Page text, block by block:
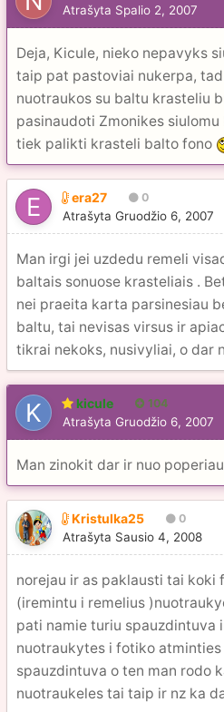
Atrašyta Spalio 2, 2007
Deja, Kicule, nieko nepavyks
taip pat pastoviai nukerpa,
nuotraukos su baltu krasteliu
pasinaudoti Zmonikes
tiek palikti krasteli balto fono
era27 0
Atrašyta Gruodžio 6, 2007
Man irgi jei uzdedu remeli
baltais sonuose krasteliais .
nei praeita karta parsinesiau
baltu, tai nevisas virsus ir
tikrai nekoks, nusivyliai, o dar
kicule 104
Atrašyta Gruodžio 6, 2007
Man zinokit dar ir nuo
Kristulka25 0
Atrašyta Sausio 4, 2008
norejau ir as paklausti tai koki
(iremintu i remelius
pati namie turiu spauzdintuva
nuotraukytes i fotiko
spauzdintuva o ten man rodo
nuotraukeles tai taip ir nz ka